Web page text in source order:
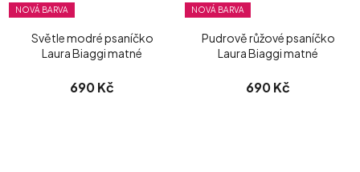
NOVÁ BARVA
Světle modré psaníčko
Laura Biaggi matné
690 Kč
NOVÁ BARVA
Pudrově růžové psaníčko
Laura Biaggi matné
690 Kč